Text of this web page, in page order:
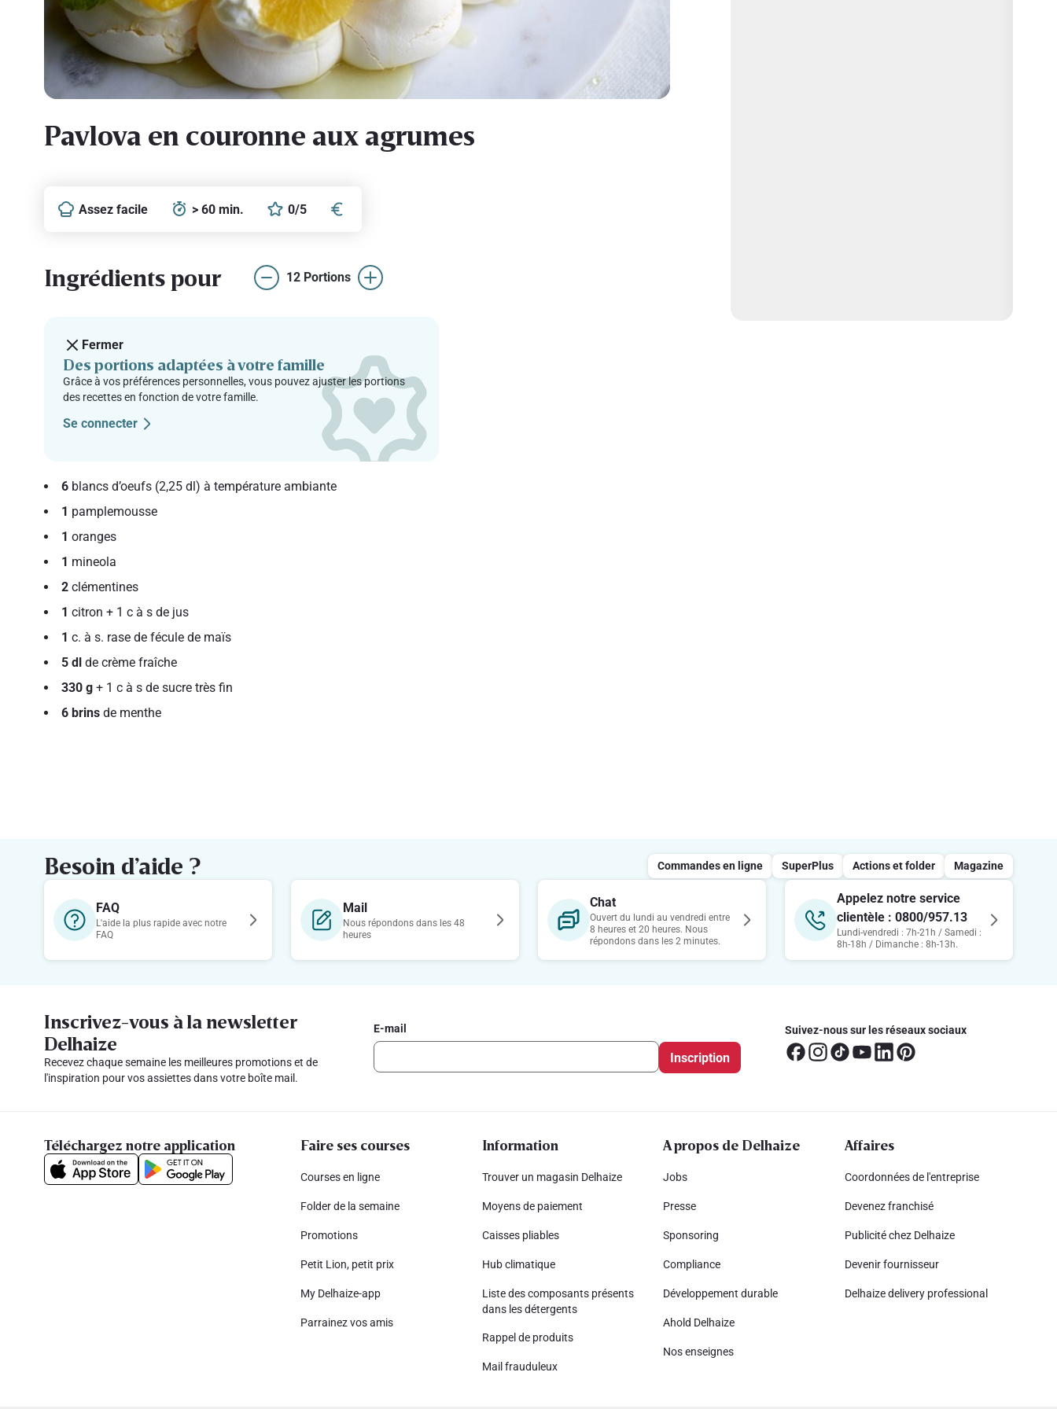
Pavlova en couronne aux agrumes
Assez facile > 60 min. 0/5
Ingrédients pour 12 Portions
Fermer
Des portions adaptées à votre famille
Grâce à vos préférences personnelles, vous pouvez ajuster les portions
des recettes en fonction de votre famille.
Se connecter
6 blancs d’oeufs (2,25 dl) à température ambiante
1 pamplemousse
1oranges
1 mineola
2clémentines
1citron + 1 c à s de jus
1c. à s. rase de fécule de maïs
5 dl de crème fraîche
330 g + 1 c à s de sucre très fin
6 brins de menthe
Besoin d’aide ? Commandes en ligne SuperPlus Actions et folder Magazine
FAQ
L'aide la plus rapide avec notre
FAQ
Mail
Nous répondons dans les 48
heures
Chat
Ouvert du lundi au vendredi entre
8 heures et 20 heures. Nous
répondons dans les 2 minutes.
Appelez notre service
clientèle : 0800/957.13
Lundi-vendredi : 7h-21h / Samedi :
8h-18h / Dimanche : 8h-13h.
Inscrivez-vous à la newsletter
Delhaize
Recevez chaque semaine les meilleures promotions et de
l'inspiration pour vos assiettes dans votre boîte mail.
E-mail
Inscription
Suivez-nous sur les réseaux sociaux
Téléchargez notre application Faire ses courses
Courses en ligne
Folder de la semaine
Promotions
Petit Lion, petit prix
My Delhaize-app
Parrainez vos amis
Information
Trouver un magasin Delhaize
Moyens de paiement
Caisses pliables
Hub climatique
Liste des composants présents
dans les détergents
Rappel de produits
Mail frauduleux
A propos de Delhaize
Jobs
Presse
Sponsoring
Compliance
Développement durable
Ahold Delhaize
Nos enseignes
Affaires
Coordonnées de l'entreprise
Devenez franchisé
Publicité chez Delhaize
Devenir fournisseur
Delhaize delivery professional